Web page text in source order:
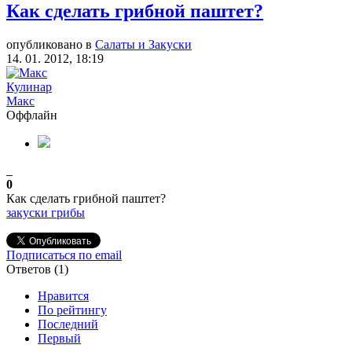
Как сделать грибной паштет?
опубликовано в Салаты и Закуски
14. 01. 2012, 18:19
Кулинар
Макс
Оффлайн
0
Как сделать грибной паштет?
закуски грибы
Подписаться по email
Ответов (1)
Нравится
По рейтингу
Последний
Первый